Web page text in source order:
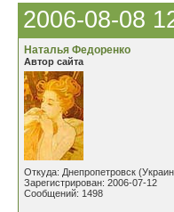
2006-08-08
Наталья Федоренко
Автор сайта
Откуда: Днепропетровск
Зарегистрирован: 2006-07-12
Сообщений: 1498